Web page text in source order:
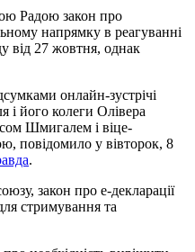
Радою закон про
напрямку в реагуванні
від 27 жовтня, однак
онлайн-зустрічі
і його колеги Олівера
Шмигалем і віце-
повідомило у вівторок, 8
.
закон про е-декларації
стримування та